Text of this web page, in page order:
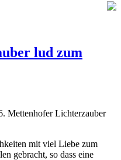
lud zum
Mettenhofer Lichterzauber
mit viel Liebe zum
gebracht, so dass eine